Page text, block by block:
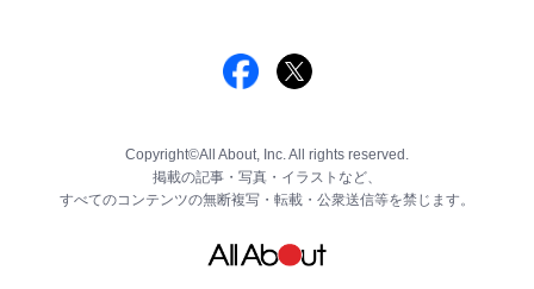
Copyright©All About, Inc. All rights reserved.
掲載の記事・写真・イラストなど、
すべてのコンテンツの無断複写・転載・公衆送信等を禁じます。